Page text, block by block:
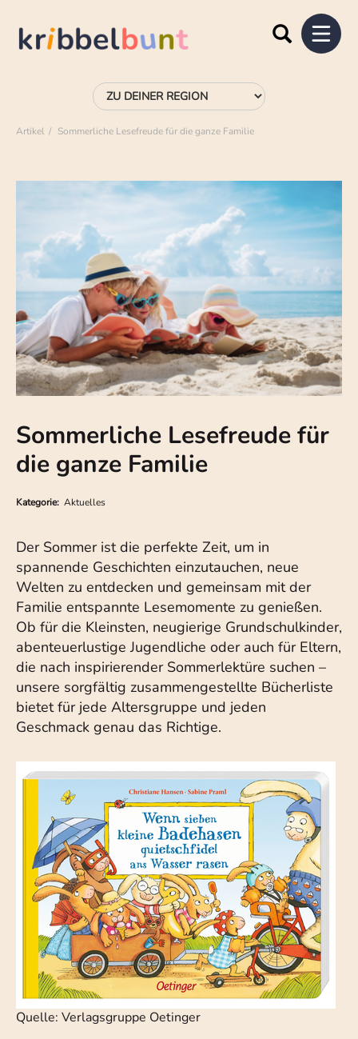
Artikel Sommerliche Lesefreude für die ganze Familie
Sommerliche Lesefreude für
die ganze Familie
Kategorie: Aktuelles
Der Sommer ist die perfekte Zeit, um in
spannende Geschichten einzutauchen, neue
Welten zu entdecken und gemeinsam mit der
Familie entspannte Lesemomente zu genießen.
Ob für die Kleinsten, neugierige Grundschulkinder,
abenteuerlustige Jugendliche oder auch für Eltern,
die nach inspirierender Sommerlektüre suchen –
unsere sorgfältig zusammengestellte Bücherliste
bietet für jede Altersgruppe und jeden
Geschmack genau das Richtige.
Quelle: Verlagsgruppe Oetinger